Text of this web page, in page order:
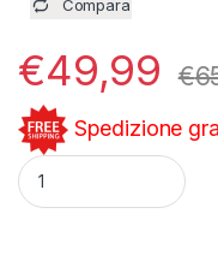
Compara
€49,99 €
Spedizione
Manichetta